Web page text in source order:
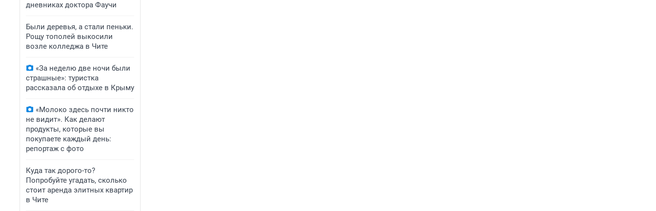
дневниках доктора Фаучи
Были деревья, а стали пеньки.
Рощу тополей выкосили
возле колледжа в Чите
«За неделю две ночи были
страшные»: туристка
рассказала об отдыхе в Крыму
«Молоко здесь почти никто
не видит». Как делают
продукты, которые вы
покупаете каждый день:
репортаж с фото
Куда так дорого-то?
Попробуйте угадать, сколько
стоит аренда элитных квартир
в Чите